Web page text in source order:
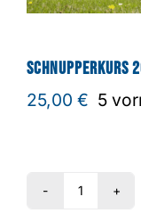
Schnupperkurs
25,00 € 5